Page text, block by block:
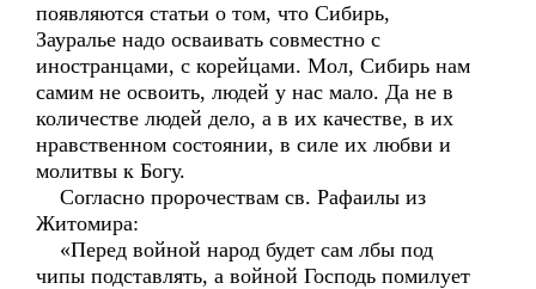
появляются статьи о том, что Сибирь,
Зауралье надо осваивать совместно с
иностранцами, с корейцами. Мол, Сибирь нам
самим не освоить, людей у нас мало. Да не в
количестве людей дело, а в их качестве, в их
нравственном состоянии, в силе их любви и
молитвы к Богу.
Согласно пророчествам св. Рафаилы из
Житомира:
«Перед войной народ будет сам лбы под
чипы подставлять, а войной Господь помилует